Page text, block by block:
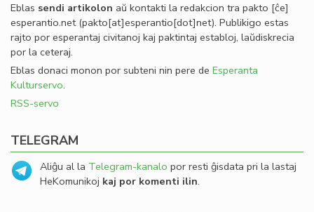
Eblas sendi artikolon aŭ kontakti la redakcion tra pakto [ĉe]
esperantio.net(pakto[at]esperantio[dot]net). Publikigo estas
rajto por esperantaj civitanoj kaj paktintaj establoj, laŭdiskrecia
por la ceteraj.
Eblas donaci monon por subteni nin pere de Esperanta
Kulturservo.
RSS-servo
TELEGRAM
Aliĝu al la Telegram-kanalo por resti ĝisdata pri la lastaj
HeKomunikoj kaj por komenti ilin.